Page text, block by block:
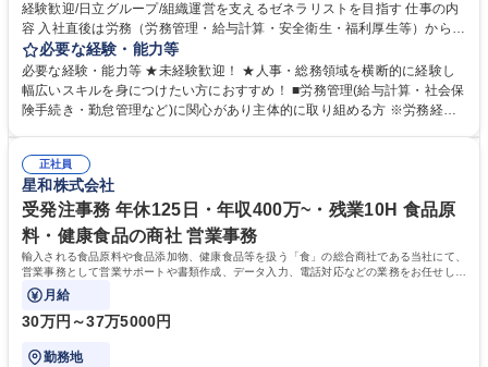
経験歓迎/日立グループ/組織運営を支えるゼネラリストを目指す 仕事の内
容 入社直後は労務（労務管理・給与計算・安全衛生・福利厚生等）からお
任せいたします。将来は総務・採用・教育業務へ守備範囲を広げ、組織運
営を支えるゼネラリストをめざせます。 ・初期業務：労働時間管理、給与
計算、社会保険対応、福利厚生管理、安全衛生、健康経営推進等をお任せ
します。ご経験に応じて、休職者管理など、幅広く経験を積んでいただき
幅広く経験を積みたい意欲がある方に最適な環境です。 募集職種 【総
務・人事】未経験歓迎/日立グループ/組織運営を支えるゼネラリストを目
指す
必要な経験・能力等
必要な経験・能力等 ★未経験歓迎！ ★人事・総務領域を横断的に経験し
幅広いスキルを身につけたい方におすすめ！ ■労務管理(給与計算・社会保
険手続き・勤怠管理など)に関心があり主体的に取り組める方 ※労務経験
のご経験 ■労務管理（給与計算・社会保険手続き・勤怠管理など）の経験
■衛生管理者の資格をお持ちの方 学歴・資格 学歴：大学院 大学 高専 短大
専修学校 高校 語学力： 資格：
正社員
星和株式会社
受発注事務 年休125日・年収400万~・残業10H 食品原
料・健康食品の商社 営業事務
輸入される食品原料や食品添加物、健康食品等を扱う「食」の総合商社である当社にて、
営業事務として営業サポートや書類作成、データ入力、電話対応などの業務をお任せしま
す。
月給
30万円～37万5000円
勤務地